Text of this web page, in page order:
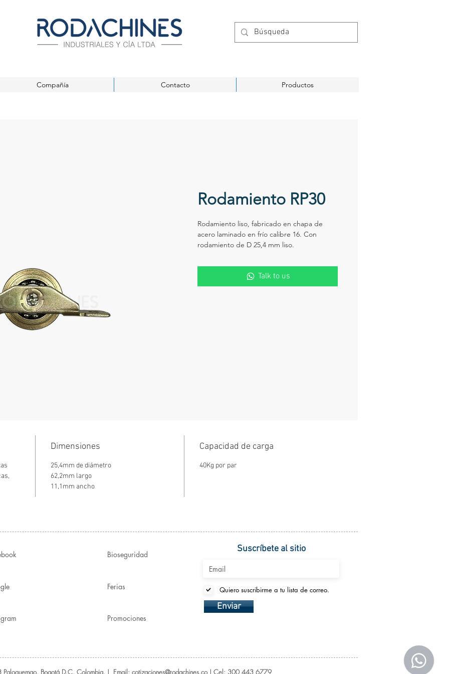
Compañía Contacto Productos
Rodamiento RP30
Rodamiento liso, fabricado en chapa de
acero laminado en frío calibre 16. Con
rodamiento de D 25,4 mm liso.
Talk to us
Dimensiones
25,4mm de diámetro
62,2mm largo
11,1mm ancho
Capacidad de carga
40Kg por par
Bioseguridad
Ferias
Promociones
Suscríbete al sitio
Quiero suscribirme a tu lista de correo.
Enviar
Bogotá D.C, Colombia. | Email: cotizaciones@rodachines.co | Cel: 300 443 6779